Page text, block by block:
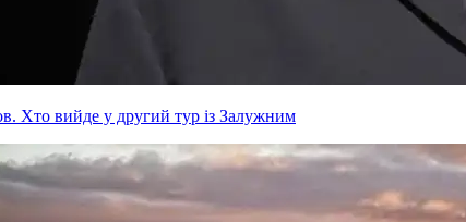
Хто вийде у другий тур із Залужним